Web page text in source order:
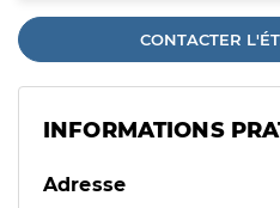
CONTACTER
INFORMATIONS
Adresse